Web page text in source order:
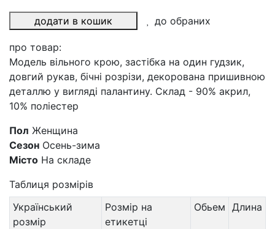
додати в кошик до обраних
про товар:
Модель вільного крою, застібка на один гудзик,
довгий рукав, бічні розрізи, декорована пришивною
деталлю у вигляді палантину. Склад - 90% акрил,
10% поліестер
Пол Женщина
Сезон Осень-зима
Місто На складе
Таблиця розмірів
Український
розмір
Розмір на
етикетці
Обьем Длина